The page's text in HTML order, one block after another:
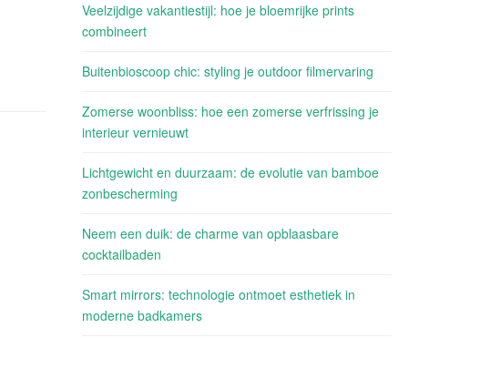
Veelzijdige vakantiestijl: hoe je bloemrijke prints
combineert
Buitenbioscoop chic: styling je outdoor filmervaring
Zomerse woonbliss: hoe een zomerse verfrissing je
interieur vernieuwt
Lichtgewicht en duurzaam: de evolutie van bamboe
zonbescherming
Neem een duik: de charme van opblaasbare
cocktailbaden
Smart mirrors: technologie ontmoet esthetiek in
moderne badkamers